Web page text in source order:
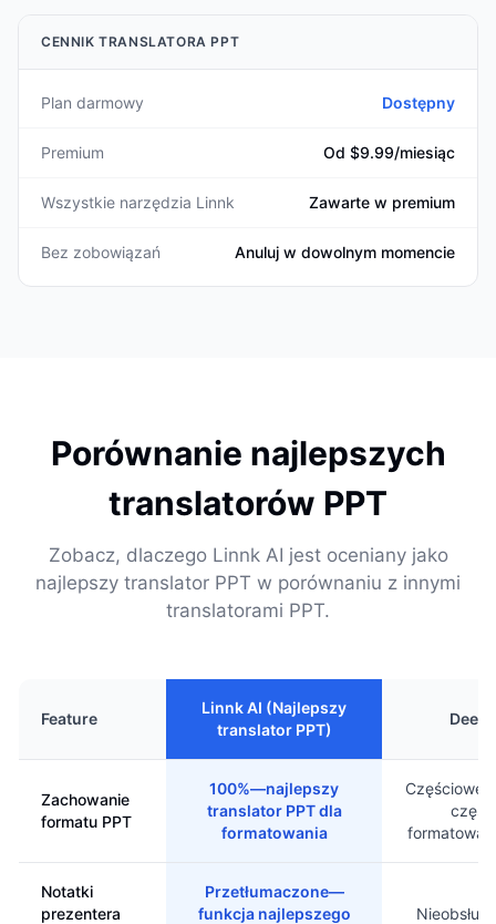
CENNIK TRANSLATORA PPT
Plan darmowy Dostępny
Premium Od $9.99/miesiąc
Wszystkie narzędzia Linnk Zawarte w premium
Bez zobowiązań Anuluj w dowolnym momencie
Porównanie najlepszych
translatorów PPT
Zobacz, dlaczego Linnk AI jest oceniany jako
najlepszy translator PPT w porównaniu z innymi
translatorami PPT.
Feature
Linnk AI (Najlepszy
translator PPT)
DeepL
Zachowanie
formatu PPT
100%—najlepszy
translator PPT dla
formatowania
części
Notatki
prezentera
Przetłumaczone—
funkcja najlepszego